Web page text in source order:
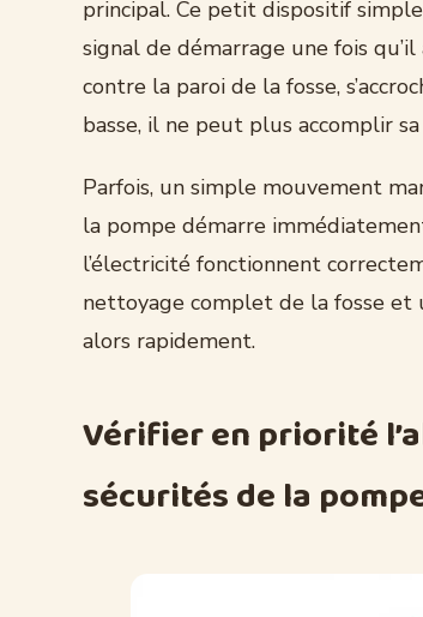
principal. Ce petit dispositif
signal de démarrage une fois
contre la paroi de la fosse,
basse, il ne peut plus accomplir
Parfois, un simple mouvement
la pompe démarre
l’électricité fonctionnent
nettoyage complet de la fosse et
alors rapidement.
Vérifier en priorité
sécurités de la